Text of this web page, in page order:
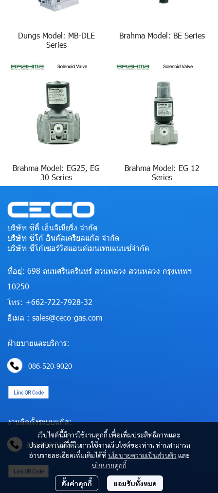
Dungs Model: MB-DLE
Series
Brahma Model: BE Series
Brahma Model: EG25, EG
30 Series
Brahma Model: EG 12
Series
เว็บไซต์นี้มีการใช้งานคุกกี้ เพื่อเพิ่มประสิทธิภาพและ
ประสบการณ์ที่ดีในการใช้งานเว็บไซต์ของท่าน ท่านสามารถ
อ่านรายละเอียดเพิ่มเติมได้ที่ นโยบายความเป็นส่วนตัว และ
นโยบายคุกกี้
ตั้งค่าคุกกี้ ยอมรับทั้งหมด
บริษัท ซิตี้ เอ็นจิเนียริ่ง จำกัด
บริษัท ซีโก้ อินดัสเตรียลแก๊ส จำกัด
บริษัท ซีโก้เซอร์วิสแอนด์เมนเทนแนนซ์จำกัด
ที่อยู่: 698 ถนนศรีนครินทร์ สวนหลวง สวนหลวง กรุงเทพฯ
10250
โทร: +662-722-7928-32
อีเมล : sales@ceco-gas.com
ฝ่ายขายและบริการ:
086-520-9020
งานติดตั้งระบบแก๊ส:
081-890-3290